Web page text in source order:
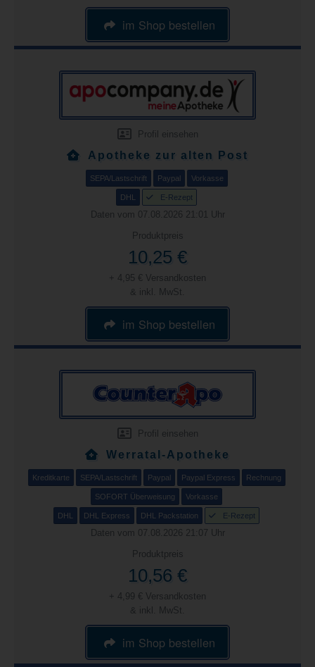
im Shop bestellen
Profil einsehen
Apotheke zur alten Post
SEPA/Lastschrift Paypal Vorkasse
DHL E-Rezept
Daten vom 07.08.2026 21:01 Uhr
Produktpreis
10,25 €
+ 4,95 € Versandkosten
& inkl. MwSt.
im Shop bestellen
Profil einsehen
Werratal-Apotheke
Kreditkarte SEPA/Lastschrift Paypal Paypal Express Rechnung
SOFORT Überweisung Vorkasse
DHL DHL Express DHL Packstation E-Rezept
Daten vom 07.08.2026 21:07 Uhr
Produktpreis
10,56 €
+ 4,99 € Versandkosten
& inkl. MwSt.
im Shop bestellen